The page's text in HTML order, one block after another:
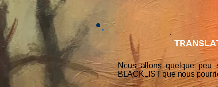
Nous allons quelque peu
BLACKLIST que nous